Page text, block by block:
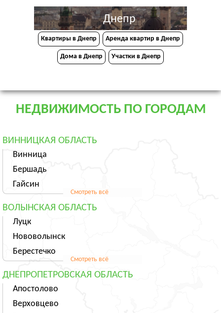
Днепр
Квартиры в Днепр Аренда квартир в Днепр
Дома в Днепр Участки в Днепр
НЕДВИЖИМОСТЬ ПО ГОРОДАМ
ВИННИЦКАЯ ОБЛАСТЬ
Винница
Бершадь
Гайсин
Смотреть всё
ВОЛЫНСКАЯ ОБЛАСТЬ
Луцк
Нововолынск
Берестечко
Смотреть всё
ДНЕПРОПЕТРОВСКАЯ ОБЛАСТЬ
Апостолово
Верховцево